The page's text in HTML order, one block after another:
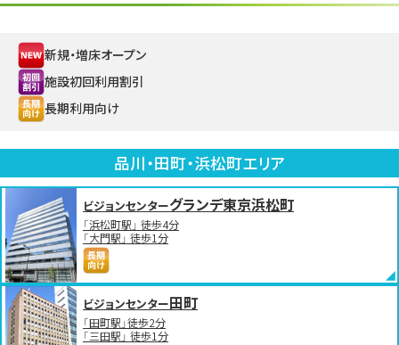
新規・増床オープン
施設初回利用割引
長期利用向け
品川・田町・浜松町エリア
ビジョンセンターグランデ東京浜松町
「浜松町駅」 徒歩4分
「大門駅」 徒歩1分
ビジョンセンター田町
「田町駅」徒歩2分
「三田駅」 徒歩1分